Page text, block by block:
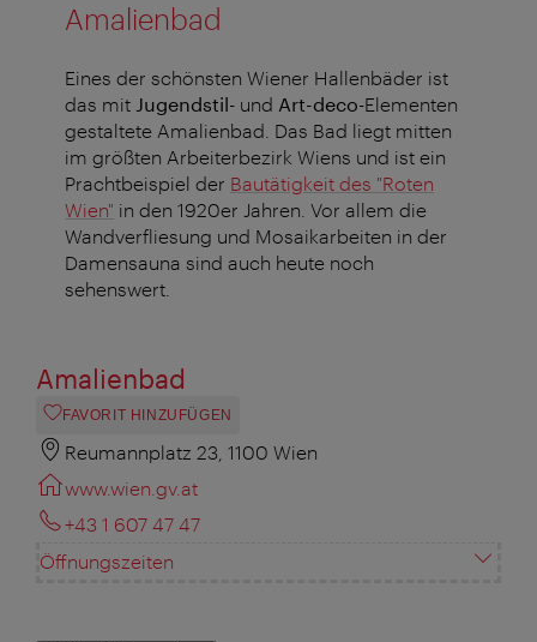
Amalienbad
Eines der schönsten Wiener Hallenbäder ist
das mit Jugendstil- und Art-deco-Elementen
gestaltete Amalienbad. Das Bad liegt mitten
im größten Arbeiterbezirk Wiens und ist ein
Prachtbeispiel der Bautätigkeit des "Roten
Wien" in den 1920er Jahren. Vor allem die
Wandverfliesung und Mosaikarbeiten in der
Damensauna sind auch heute noch
sehenswert.
Amalienbad
FAVORIT HINZUFÜGEN
Reumannplatz 23, 1100 Wien
www.wien.gv.at
+43 1 607 47 47
Öffnungszeiten